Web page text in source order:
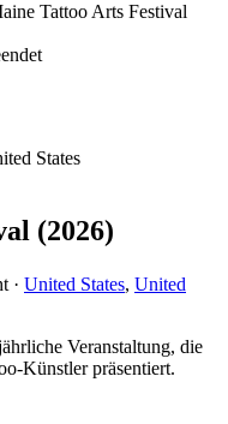
Tattoo Arts Festival
States
(2026)
· United States, United
Veranstaltung, die
Künstler präsentiert.